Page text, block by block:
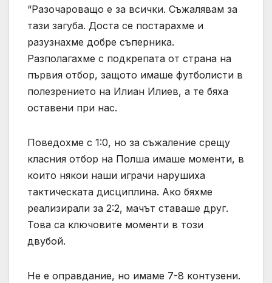
“Разочароващо е за всички. Съжалявам за
тази загуба. Доста се постарахме и
разузнахме добре съперника.
Разполагахме с подкрепата от страна на
първия отбор, защото имаше футболисти в
полезрението на Илиан Илиев, а те бяха
оставени при нас.
Поведохме с 1:0, но за съжаление срещу
класния отбор на Полша имаше моменти, в
които някои наши играчи нарушиха
тактическата дисциплина. Ако бяхме
реализирали за 2:2, мачът ставаше друг.
Това са ключовите моменти в този
двубой.
Не е оправдание, но имаме 7-8 контузени.